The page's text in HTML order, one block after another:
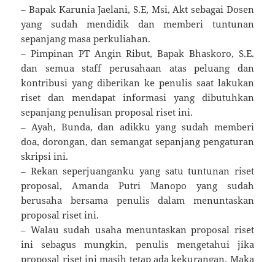
– Bapak Karunia Jaelani, S.E, Msi, Akt sebagai Dosen
yang sudah mendidik dan memberi tuntunan
sepanjang masa perkuliahan.
– Pimpinan PT Angin Ribut, Bapak Bhaskoro, S.E.
dan semua staff perusahaan atas peluang dan
kontribusi yang diberikan ke penulis saat lakukan
riset dan mendapat informasi yang dibutuhkan
sepanjang penulisan proposal riset ini.
– Ayah, Bunda, dan adikku yang sudah memberi
doa, dorongan, dan semangat sepanjang pengaturan
skripsi ini.
– Rekan seperjuanganku yang satu tuntunan riset
proposal, Amanda Putri Manopo yang sudah
berusaha bersama penulis dalam menuntaskan
proposal riset ini.
– Walau sudah usaha menuntaskan proposal riset
ini sebagus mungkin, penulis mengetahui jika
proposal riset ini masih tetap ada kekurangan. Maka